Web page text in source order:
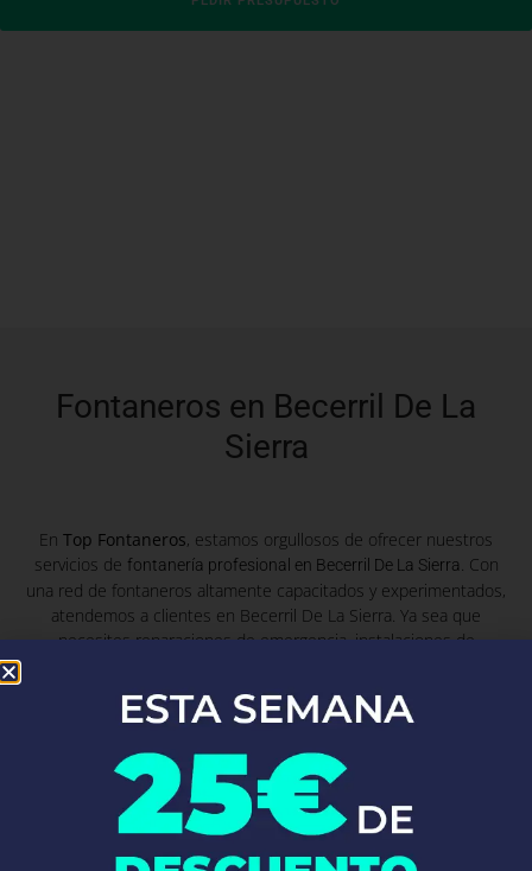
Fontaneros en Becerril De La
Sierra
En Top Fontaneros, estamos orgullosos de ofrecer nuestros
servicios de fontanería profesional en Becerril De La Sierra. Con
una red de fontaneros altamente capacitados y experimentados,
atendemos a clientes en Becerril De La Sierra. Ya sea que
necesites reparaciones de emergencia, instalaciones de
para proporcionarte soluciones rápidas y eficaces, garantizando
siempre la máxima calidad y satisfacción del cliente.
Fontaneros Zurgena